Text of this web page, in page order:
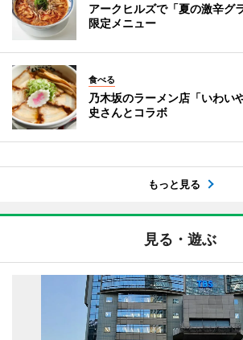
アークヒルズで「夏の激辛
限定メニュー
食べる
乃木坂のラーメン店「いわ
史さんとコラボ
もっと見る
見る・遊ぶ